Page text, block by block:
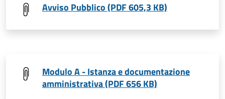
Avviso Pubblico (PDF 605,3 KB)
Modulo A - Istanza e documentazione
amministrativa (PDF 656 KB)